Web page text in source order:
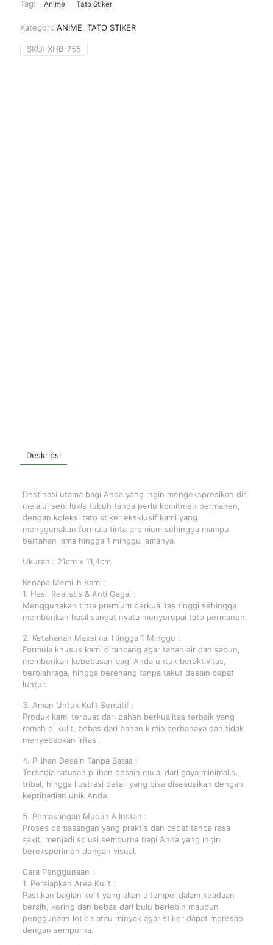
Deskripsi
Destinasi utama bagi Anda yang ingin mengekspresikan diri
melalui seni lukis tubuh tanpa perlu komitmen permanen,
dengan koleksi tato stiker eksklusif kami yang
menggunakan formula tinta premium sehingga mampu
bertahan lama hingga 1 minggu lamanya.
Ukuran : 21cm x 11,4cm
Kenapa Memilih Kami :
1. Hasil Realistis & Anti Gagal :
Menggunakan tinta premium berkualitas tinggi sehingga
memberikan hasil sangat nyata menyerupai tato permanen.
2. Ketahanan Maksimal Hingga 1 Minggu :
Formula khusus kami dirancang agar tahan air dan sabun,
memberikan kebebasan bagi Anda untuk beraktivitas,
berolahraga, hingga berenang tanpa takut desain cepat
luntur.
3. Aman Untuk Kulit Sensitif :
Produk kami terbuat dari bahan berkualitas terbaik yang
ramah di kulit, bebas dari bahan kimia berbahaya dan tidak
menyebabkan iritasi.
4. Pilihan Desain Tanpa Batas :
Tersedia ratusan pilihan desain mulai dari gaya minimalis,
tribal, hingga ilustrasi detail yang bisa disesuaikan dengan
kepribadian unik Anda.
5. Pemasangan Mudah & Instan :
Proses pemasangan yang praktis dan cepat tanpa rasa
sakit, menjadi solusi sempurna bagi Anda yang ingin
bereksperimen dengan visual.
Cara Penggunaan :
1. Persiapkan Area Kulit :
Pastikan bagian kulit yang akan ditempel dalam keadaan
bersih, kering dan bebas dari bulu berlebih maupun
penggunaan lotion atau minyak agar stiker dapat meresap
dengan sempurna.
Tag: Anime Tato Stiker
Kategori: ANIME TATO STIKER
SKU: XHB-755